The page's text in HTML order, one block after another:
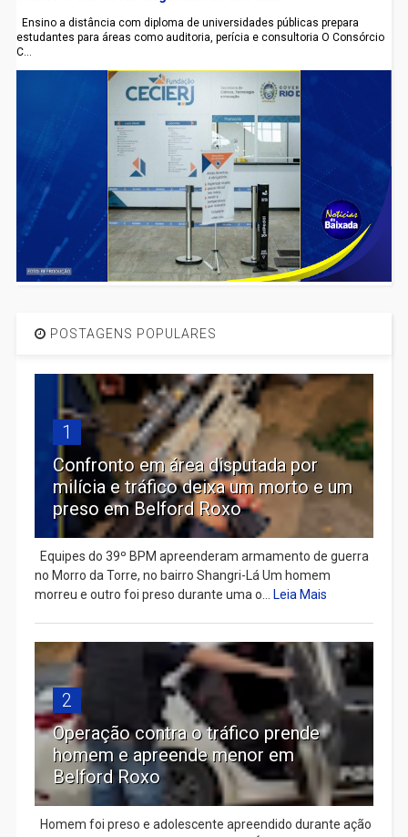
Ensino a distância com diploma de universidades públicas prepara
estudantes para áreas como auditoria, perícia e consultoria O Consórcio
C...
POSTAGENS POPULARES
1
Confronto em área disputada por
milícia e tráfico deixa um morto e um
preso em Belford Roxo
Equipes do 39º BPM apreenderam armamento de guerra
no Morro da Torre, no bairro Shangri-Lá Um homem
morreu e outro foi preso durante uma o... Leia Mais
2
Operação contra o tráfico prende
homem e apreende menor em
Belford Roxo
Homem foi preso e adolescente apreendido durante ação